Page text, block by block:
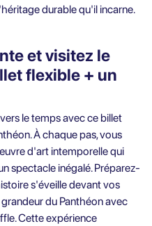
durable qu'il incarne.
et visitez le
flexible + un
le temps avec ce billet
À chaque pas, vous
d'art intemporelle qui
spectacle inégalé. Préparez-
s'éveille devant vos
du Panthéon avec
Cette expérience